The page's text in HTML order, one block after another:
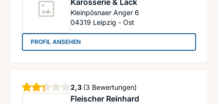
Karosserie & Lack
Kleinpösnaer Anger 6
04319 Leipzig - Ost
PROFIL ANSEHEN: Böge GmbH Mechanik, Karosserie & Lack
Fleischer Reinhard
2,3 Sterne
(3 Bewertungen)